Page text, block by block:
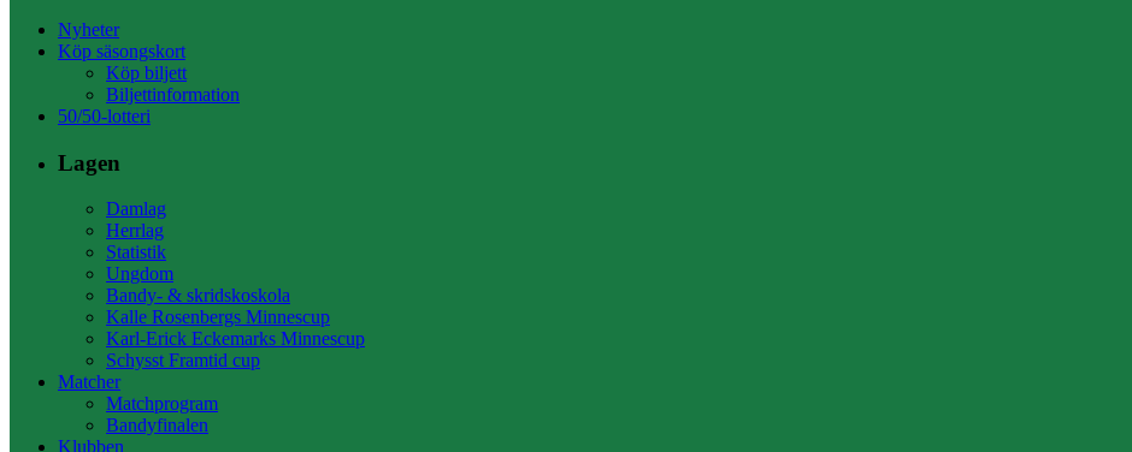
Nyheter
Köp säsongskort
Köp biljett
Biljettinformation
50/50-lotteri
Lagen
Damlag
Herrlag
Statistik
Ungdom
Bandy- & skridskoskola
Kalle Rosenbergs Minnescup
Karl-Erick Eckemarks Minnescup
Schysst Framtid cup
Matcher
Matchprogram
Bandyfinalen
Klubben